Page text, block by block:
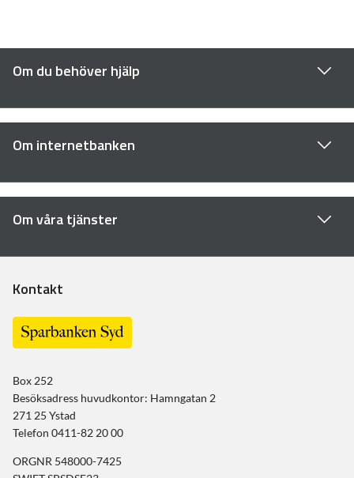
Om du behöver hjälp
Om internetbanken
Om våra tjänster
Kontakt
Box 252
Besöksadress huvudkontor: Hamngatan 2
271 25 Ystad
Telefon 0411-82 20 00
ORGNR 548000-7425